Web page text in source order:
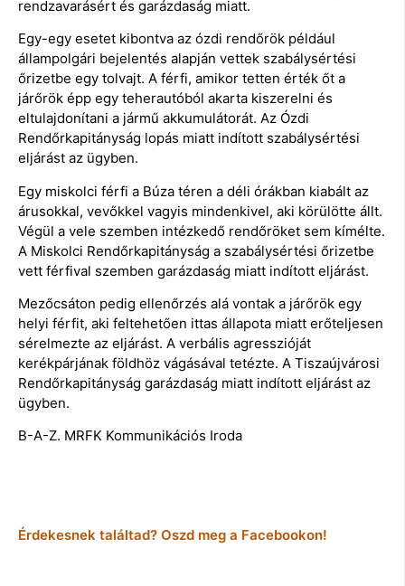
rendzavarásért és garázdaság miatt.
Egy-egy esetet kibontva az ózdi rendőrök például
állampolgári bejelentés alapján vettek szabálysértési
őrizetbe egy tolvajt. A férfi, amikor tetten érték őt a
járőrök épp egy teherautóból akarta kiszerelni és
eltulajdonítani a jármű akkumulátorát. Az Ózdi
Rendőrkapitányság lopás miatt indított szabálysértési
eljárást az ügyben.
Egy miskolci férfi a Búza téren a déli órákban kiabált az
árusokkal, vevőkkel vagyis mindenkivel, aki körülötte állt.
Végül a vele szemben intézkedő rendőröket sem kímélte.
A Miskolci Rendőrkapitányság a szabálysértési őrizetbe
vett férfival szemben garázdaság miatt indított eljárást.
Mezőcsáton pedig ellenőrzés alá vontak a járőrök egy
helyi férfit, aki feltehetően ittas állapota miatt erőteljesen
sérelmezte az eljárást. A verbális agresszióját
kerékpárjának földhöz vágásával tetézte. A Tiszaújvárosi
Rendőrkapitányság garázdaság miatt indított eljárást az
ügyben.
B-A-Z. MRFK Kommunikációs Iroda
Érdekesnek találtad? Oszd meg a Facebookon!